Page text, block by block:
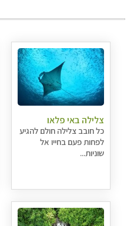
צלילה באי פלאו
כל חובב צלילה חולם להגיע
לפחות פעם בחייו אל
שוניות...